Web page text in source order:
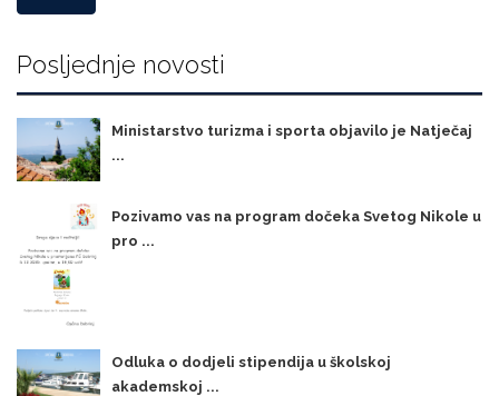
Posljednje novosti
Ministarstvo turizma i sporta objavilo je Natječaj
...
Pozivamo vas na program dočeka Svetog Nikole u
pro ...
Odluka o dodjeli stipendija u školskoj
akademskoj ...